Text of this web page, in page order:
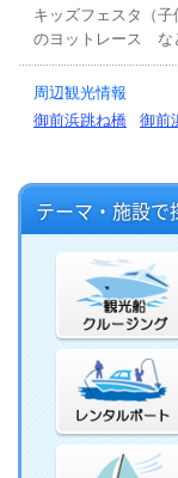
テーマ・施設で
キッズフェスタ（
のヨットレース な
周辺観光情報
御前浜跳ね橋
御前